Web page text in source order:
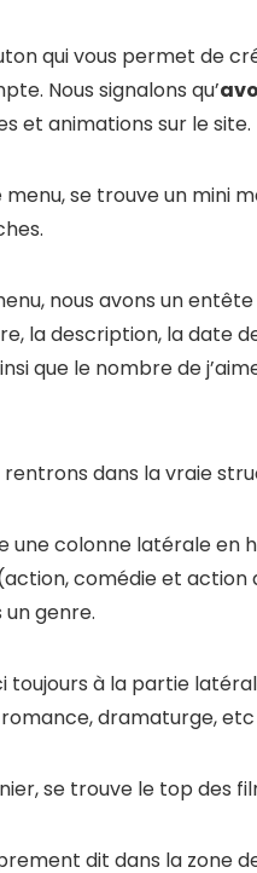
qui vous permet de
Nous signalons qu’
et animations sur le site.
menu, se trouve un mini
nous avons un
la description, la date
que le nombre de
dans la vraie
une colonne latérale en
comédie et
genre.
toujours à la partie
dramaturge, etc
se trouve le top des
dit dans la zone